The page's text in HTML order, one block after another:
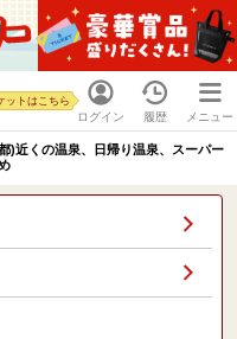
ログイン
ットはこちら
履歴 メニュー
)近くの温泉、日帰り温泉、スーパー